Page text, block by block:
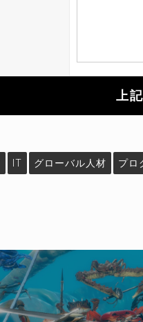
IT グローバル人材 プロ